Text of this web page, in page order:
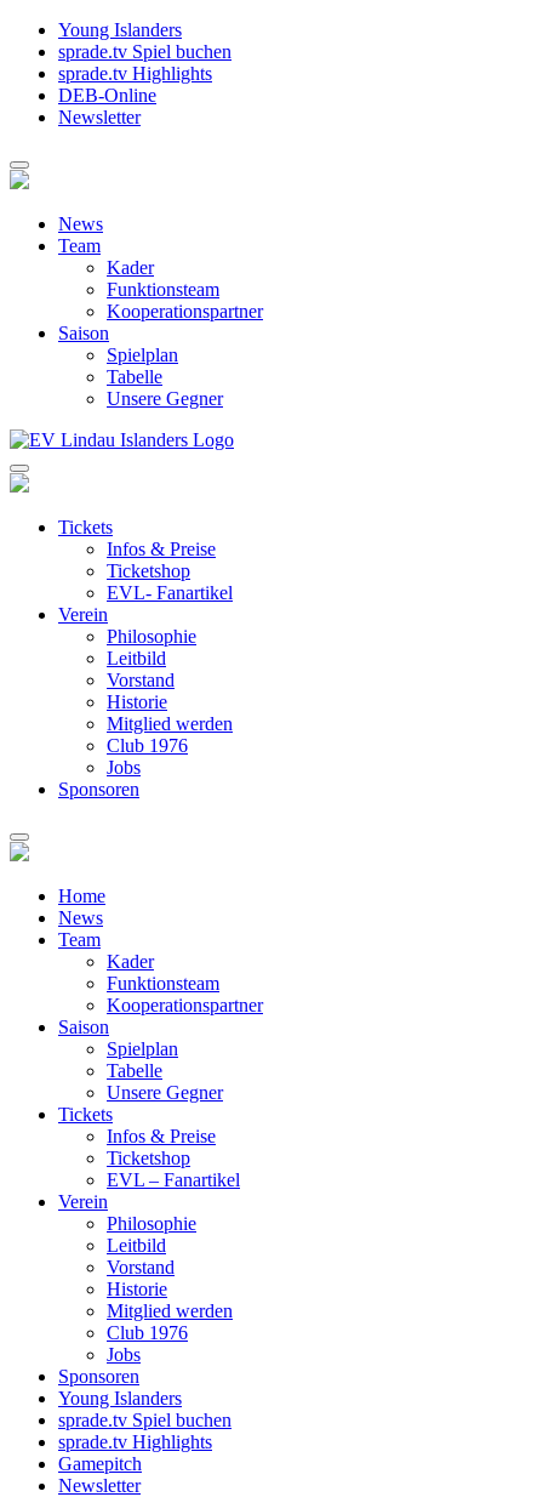
Young Islanders
sprade.tv Spiel buchen
sprade.tv Highlights
DEB-Online
Newsletter
News
Team
Kader
Funktionsteam
Kooperationspartner
Saison
Spielplan
Tabelle
Unsere Gegner
Tickets
Infos & Preise
Ticketshop
EVL- Fanartikel
Verein
Philosophie
Leitbild
Vorstand
Historie
Mitglied werden
Club 1976
Jobs
Sponsoren
Home
News
Team
Kader
Funktionsteam
Kooperationspartner
Saison
Spielplan
Tabelle
Unsere Gegner
Tickets
Infos & Preise
Ticketshop
EVL – Fanartikel
Verein
Philosophie
Leitbild
Vorstand
Historie
Mitglied werden
Club 1976
Jobs
Sponsoren
Young Islanders
sprade.tv Spiel buchen
sprade.tv Highlights
Gamepitch
Newsletter